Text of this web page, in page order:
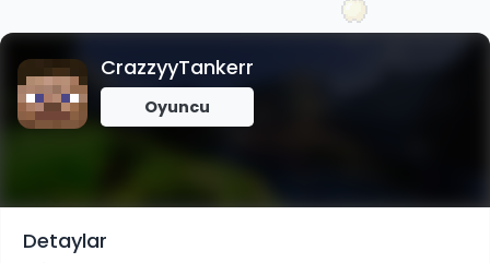
CrazzyyTankerr
Oyuncu
Detaylar